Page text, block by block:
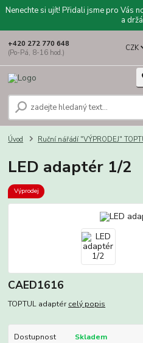
Nenechte si ujít! Přidali jsme pro Vás
a
CZK
+420 272 770 648
(Po-Pá, 8-16 hod.)
Úvod Ruční nářádí "VÝPRODEJ"
LED adaptér 1/2
Výprodej
CAED1616
TOPTUL adaptércelý popis
Dostupnost
Skladem